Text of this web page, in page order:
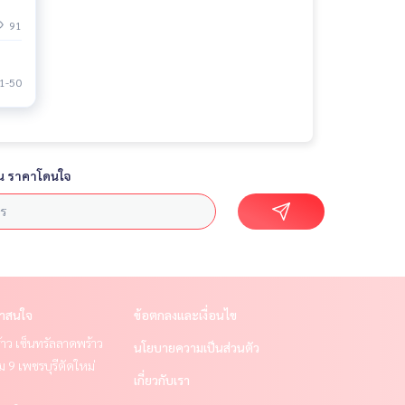
91
50
ราคาโดนใจ
สนใจ
ว เซ็นทรัลลาดพร้าว
9 เพชรบุรีตัดใหม่
ข้อตกลงและเงื่อนไข
นโยบายความเป็นส่วนตัว
เกี่ยวกับเรา